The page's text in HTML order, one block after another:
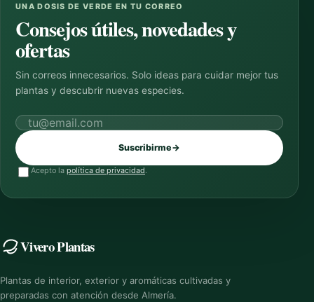
UNA DOSIS DE VERDE EN TU CORREO
Consejos útiles, novedades y
ofertas
Sin correos innecesarios. Solo ideas para cuidar mejor tus
plantas y descubrir nuevas especies.
Correo electrónico
Suscribirme→
Acepto la política de privacidad.
Vivero Plantas
Plantas de interior, exterior y aromáticas cultivadas y
preparadas con atención desde Almería.